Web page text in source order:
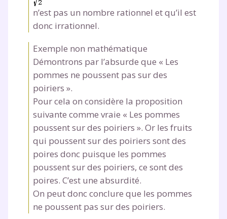
n’est pas un nombre rationnel et qu’il est
donc irrationnel.
Exemple non mathématique
Démontrons par l’absurde que « Les
pommes ne poussent pas sur des
poiriers ».
Pour cela on considère la proposition
suivante comme vraie « Les pommes
poussent sur des poiriers ». Or les fruits
qui poussent sur des poiriers sont des
poires donc puisque les pommes
poussent sur des poiriers, ce sont des
poires. C’est une absurdité.
On peut donc conclure que les pommes
ne poussent pas sur des poiriers.
à la demande par tchat, audio ou
vidéo
TESTER GRATUITEMENT
* Votre code d'accès sera envoyé à cette adresse e-mail. En
renseignant votre e-mail, vous consentez à ce que vos
données à caractère personnel soient traitées par SEJER, sous
la marque myMaxicours, afin que SEJER puisse vous donner
accès au service de soutien scolaire pendant 24h. Pour en
savoir plus sur la gestion de vos données personnelles et
pour exercer vos droits, vous pouvez consulternotre
charte .
J’accepte de recevoir les actualités et des
communications de la part de
myMaxicours.